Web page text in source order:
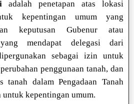
adalah penetapan atas lokasi
kepentingan umum yang
keputusan Gubenur atau
mendapat delegasi dari
sebagai izin untuk
penggunaan tanah, dan
tanah dalam Pengadaan Tanah
untuk kepentingan umum.